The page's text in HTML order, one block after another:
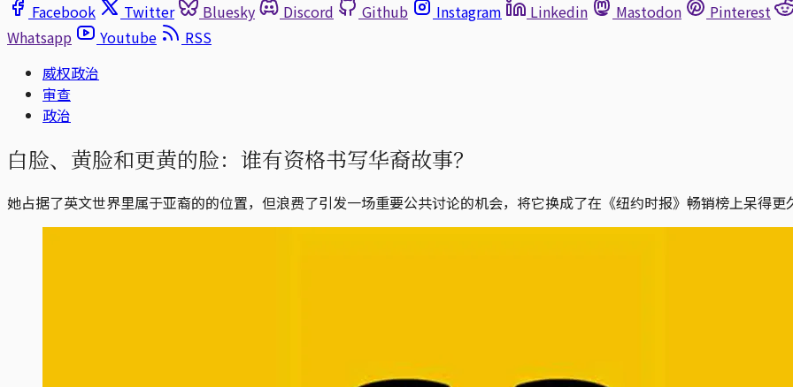
Facebook
Twitter Bluesky Discord Github Instagram Linkedin Mastodon Pinterest
Whatsapp
Youtube
RSS
威权政治
审查
政治
白脸、黄脸和更黄的脸：谁有资格书写华裔故事？
她占据了英文世界里属于亚裔的的位置，但浪费了引发一场重要公共讨论的机会，将它换成了在《纽约时报》畅销榜上呆得更